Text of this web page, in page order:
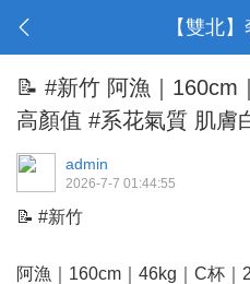
【雙北
📝 #新竹 阿漁｜160cm
高顏值 #系花氣質 肌膚
admin
2026-7-7 01:44:55
📝 #新竹
阿漁｜160cm｜46kg｜C杯｜